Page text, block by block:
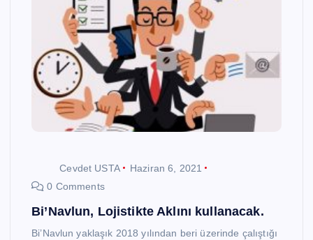
Cevdet USTA
Haziran 6, 2021
0 Comments
Bi’Navlun, Lojistikte Aklını kullanacak.
Bi’Navlun yaklaşık 2018 yılından beri üzerinde çalıştığı